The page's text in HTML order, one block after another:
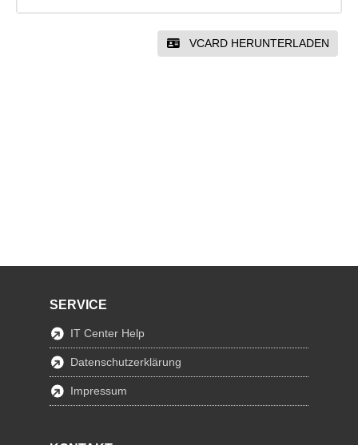
VCARD HERUNTERLADEN
SERVICE
IT Center Help
Datenschutzerklärung
Impressum